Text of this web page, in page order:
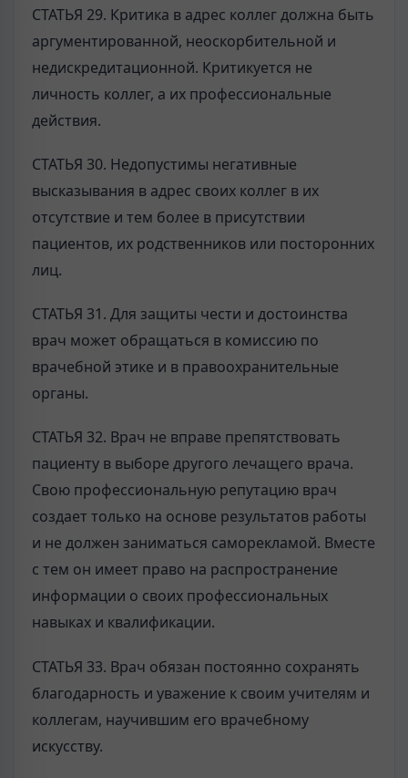
СТАТЬЯ 29. Критика в адрес коллег должна быть
аргументированной, неоскорбительной и
недискредитационной. Критикуется не
личность коллег, а их профессиональные
действия.
СТАТЬЯ 30. Недопустимы негативные
высказывания в адрес своих коллег в их
отсутствие и тем более в присутствии
пациентов, их родственников или посторонних
лиц.
СТАТЬЯ 31. Для защиты чести и достоинства
врач может обращаться в комиссию по
врачебной этике и в правоохранительные
органы.
СТАТЬЯ 32. Врач не вправе препятствовать
пациенту в выборе другого лечащего врача.
Свою профессиональную репутацию врач
создает только на основе результатов работы
и не должен заниматься саморекламой. Вместе
с тем он имеет право на распространение
информации о своих профессиональных
навыках и квалификации.
СТАТЬЯ 33. Врач обязан постоянно сохранять
благодарность и уважение к своим учителям и
коллегам, научившим его врачебному
искусству.